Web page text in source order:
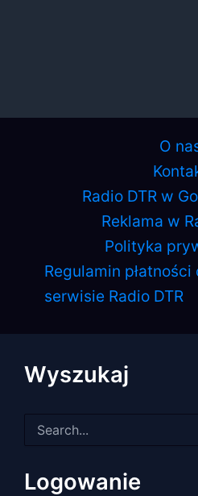
O
Radio DTR w
Reklama w
Polityka
Regulamin płatności
serwisie Radio DTR
Wyszukaj
dla:
Logowanie